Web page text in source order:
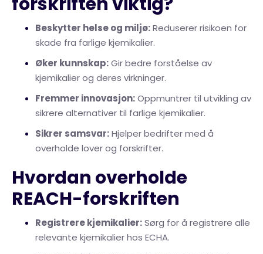
Beskytter helse og miljø:Reduserer risikoen for
skade fra farlige kjemikalier.
Øker kunnskap:Gir bedre forståelse av
kjemikalier og deres virkninger.
Fremmer innovasjon:Oppmuntrer til utvikling av
sikrere alternativer til farlige kjemikalier.
Sikrer samsvar:Hjelper bedrifter med å
overholde lover og forskrifter.
Hvordan overholde
REACH-forskriften
Registrere kjemikalier:Sørg for å registrere alle
relevante kjemikalier hos ECHA.